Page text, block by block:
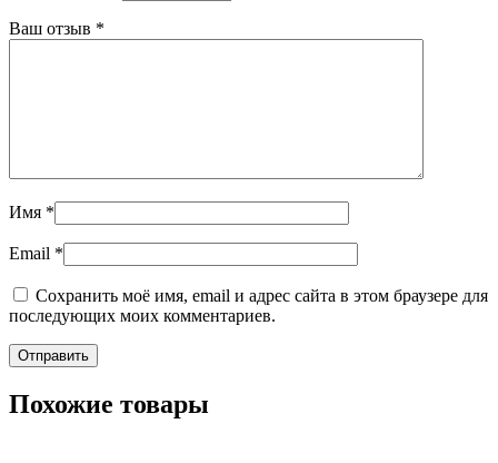
Ваш отзыв *
Имя *
Email *
Сохранить моё имя, email и адрес сайта в этом браузере для
последующих моих комментариев.
Похожие товары